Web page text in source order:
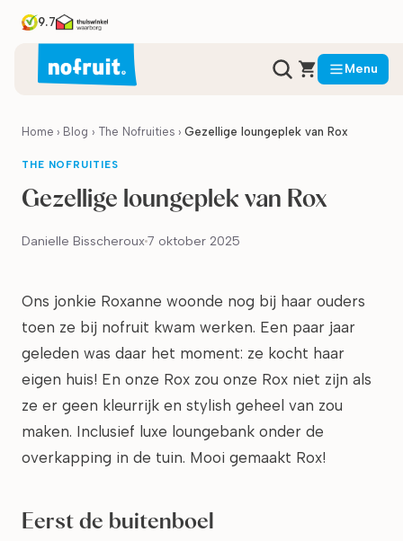
9.7
Menu
Home › Blog › The Nofruities › Gezellige loungeplek van Rox
THE NOFRUITIES
Gezellige loungeplek van Rox
Danielle Bisscheroux7 oktober 2025
Ons jonkie Roxanne woonde nog bij haar ouders
toen ze bij nofruit kwam werken. Een paar jaar
geleden was daar het moment: ze kocht haar
eigen huis! En onze Rox zou onze Rox niet zijn als
ze er geen kleurrijk en stylish geheel van zou
maken. Inclusief luxe loungebank onder de
overkapping in de tuin. Mooi gemaakt Rox!
Eerst de buitenboel